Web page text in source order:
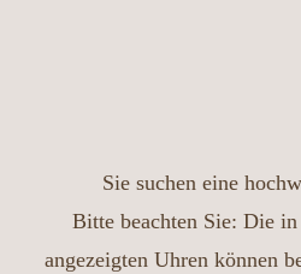
Sie suchen eine
Bitte beachten Sie: Die
angezeigten Uhren können